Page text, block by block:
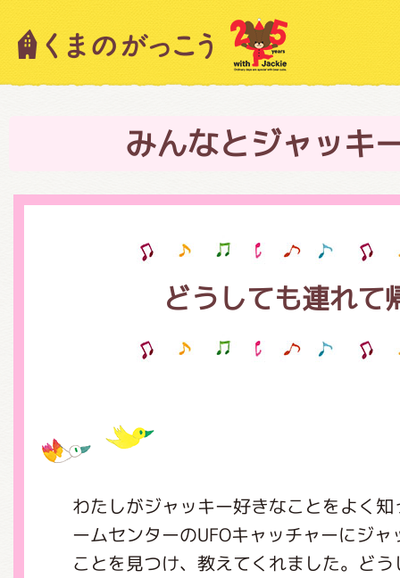
みんなとジャッキ
どうしても連れて
わたしがジャッキー好きなことをよく
ームセンターのUFOキャッチャーにジ
ことを見つけ、教えてくれました。ど
キャラクター紹介
ニュース
絵本・作家紹介
ミュージカル・コンサート